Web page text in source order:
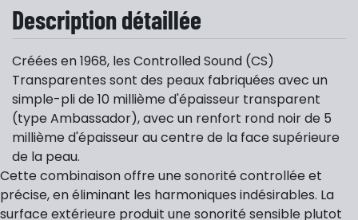
Description détaillée
Créées en 1968, les Controlled Sound (CS)
Transparentes sont des peaux fabriquées avec un
simple-pli de 10 millième d'épaisseur transparent
(type Ambassador), avec un renfort rond noir de 5
millième d'épaisseur au centre de la face supérieure
de la peau.
Cette combinaison offre une sonorité controllée et
précise, en éliminant les harmoniques indésirables. La
surface extérieure produit une sonorité sensible plutot